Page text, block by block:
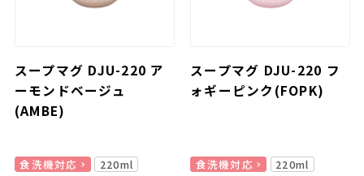
スープマグ DJU-220 ア
ーモンドベージュ
(AMBE)
食洗機対応
220ml
スープマグ DJU-220 フ
ォギーピンク(FOPK)
食洗機対応
220ml